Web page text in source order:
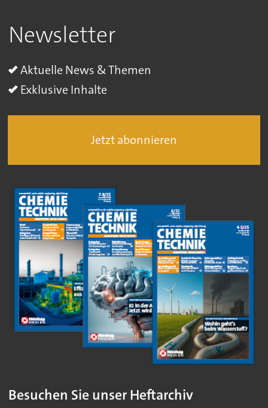
Newsletter
Aktuelle News & Themen
Exklusive Inhalte
Jetzt abonnieren
Besuchen Sie unser Heftarchiv